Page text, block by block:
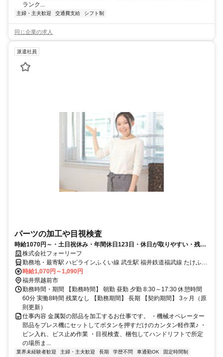
ランク...
主婦・主夫歓迎 交通費支給 シフト制
同じ企業の求人
派遣社員
パーツの加工や目視検査
時給1070円～・土日祝休み・年間休日123日・休日が取りやすい・残業
無し株式会社フォーリーフ
勤務地・最寄駅 ハピラインふくい線 武生駅 福井鉄道福武線 たけふ新
駅 福井鉄道福武線 北府駅
時給1,070円～1,090円
福井県越前市
勤務時間・期間 【勤務時間】 朝勤 昼勤 夕勤 8:30～17:30 休憩時間
60分 実働8時間 残業なし 【勤務期間】 長期 【契約期間】 3ヶ月（原
則更新）
仕事内容 金属製の部品を加工するお仕事です。 ・機械オペレーター
部品をプレス機にセットしてボタンを押すだけのカンタン軽作業♪ ・
ピン入れ、ビス止め作業 ・目視検査、梱包してハンドリフトで所定
の場所ま...
業界未経験者歓迎 主婦・主夫歓迎 長期 学歴不問 車通勤OK
固定時間制